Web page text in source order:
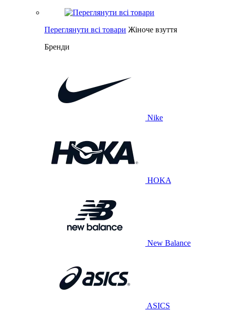
Переглянути всі товари Жіноче взуття
Бренди
Nike
HOKA
New Balance
ASICS